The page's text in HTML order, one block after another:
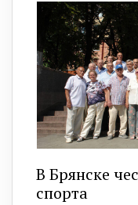
В Брянске
спорта